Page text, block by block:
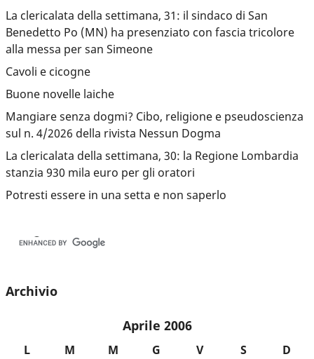
La clericalata della settimana, 31: il sindaco di San
Benedetto Po (MN) ha presenziato con fascia tricolore
alla messa per san Simeone
Cavoli e cicogne
Buone novelle laiche
Mangiare senza dogmi? Cibo, religione e pseudoscienza
sul n. 4/2026 della rivista Nessun Dogma
La clericalata della settimana, 30: la Regione Lombardia
stanzia 930 mila euro per gli oratori
Potresti essere in una setta e non saperlo
Archivio
Aprile 2006
L M M G V S
D